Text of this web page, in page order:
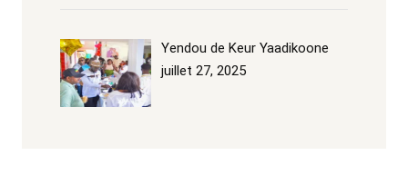
Yendou de Keur Yaadikoone
juillet 27, 2025